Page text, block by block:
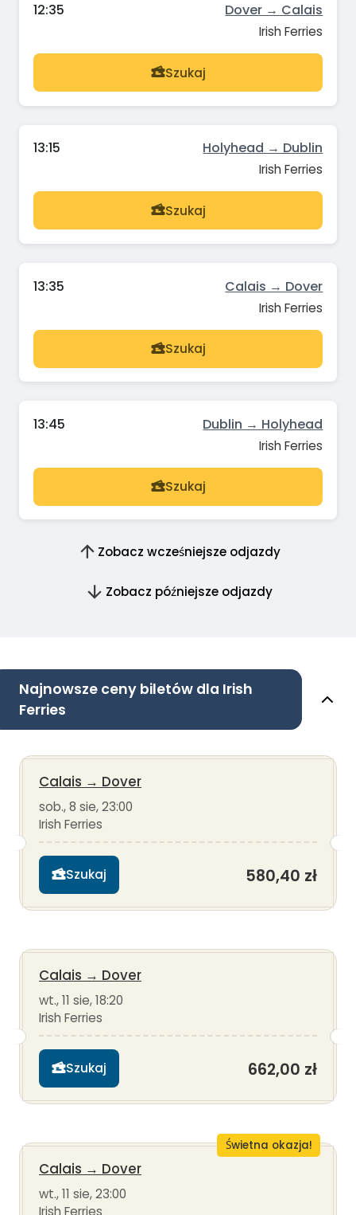
12:35 Dover → Calais
Irish Ferries
Szukaj
13:15 Holyhead → Dublin
Irish Ferries
Szukaj
13:35 Calais → Dover
Irish Ferries
Szukaj
13:45 Dublin → Holyhead
Irish Ferries
Szukaj
Zobacz wcześniejsze odjazdy
Zobacz późniejsze odjazdy
Najnowsze ceny biletów dla Irish
Ferries
Calais → Dover
sob., 8 sie, 23:00
Irish Ferries
Szukaj 580,40 zł
Calais → Dover
wt., 11 sie, 18:20
Irish Ferries
Szukaj 662,00 zł
Świetna okazja!
Calais → Dover
wt., 11 sie, 23:00
Irish Ferries